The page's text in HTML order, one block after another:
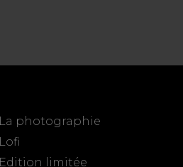
La photographie
Lofi
Edition limitée